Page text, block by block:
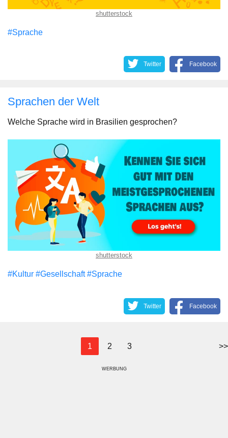
shutterstock
#Sprache
Twitter Facebook
Sprachen der Welt
Welche Sprache wird in Brasilien gesprochen?
shutterstock
#Kultur #Gesellschaft #Sprache
Twitter Facebook
1 2 3 >>
WERBUNG